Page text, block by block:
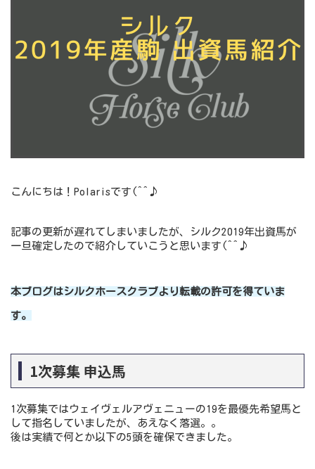
こんにちは！Polarisです(^^♪
記事の更新が遅れてしまいましたが、シルク2019年出資馬が
一旦確定したので紹介していこうと思います(^^♪
本ブログはシルクホースクラブより転載の許可を得ていま
す。
1次募集 申込馬
1次募集ではウェイヴェルアヴェニューの19を最優先希望馬と
して指名していましたが、あえなく落選。。
後は実績で何とか以下の5頭を確保できました。